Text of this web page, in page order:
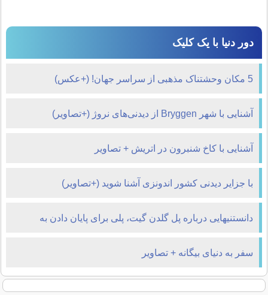
دور دنیا با یک کلیک
5 مکان وحشتناک مذهبی از سراسر جهان! (+عکس)
آشنایی با شهر Bryggen از دیدنی‌های نروژ (+تصاویر)
آشنایی با کاخ شنبرون در اتریش + تصاویر
با جزایر دیدنی کشور اندونزی آشنا شوید (+تصاویر)
دانستنیهایی درباره پل گلدن گیت، پلی برای پایان دادن به
زندگی!! (+تصاویر)
سفر به دنیای بیگانه + تصاویر